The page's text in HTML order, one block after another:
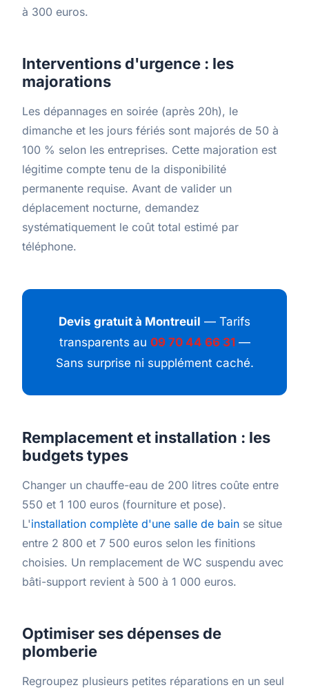
à 300 euros.
Interventions d'urgence : les
majorations
Les dépannages en soirée (après 20h), le
dimanche et les jours fériés sont majorés de 50 à
100 % selon les entreprises. Cette majoration est
légitime compte tenu de la disponibilité
permanente requise. Avant de valider un
déplacement nocturne, demandez
systématiquement le coût total estimé par
téléphone.
Devis gratuit à Montreuil — Tarifs
transparents au 09 70 44 66 31—
Sans surprise ni supplément caché.
Remplacement et installation : les
budgets types
Changer un chauffe-eau de 200 litres coûte entre
550 et 1 100 euros (fourniture et pose).
L'installation complète d'une salle de bain se situe
entre 2 800 et 7 500 euros selon les finitions
choisies. Un remplacement de WC suspendu avec
bâti-support revient à 500 à 1 000 euros.
Optimiser ses dépenses de
plomberie
Regroupez plusieurs petites réparations en un seul